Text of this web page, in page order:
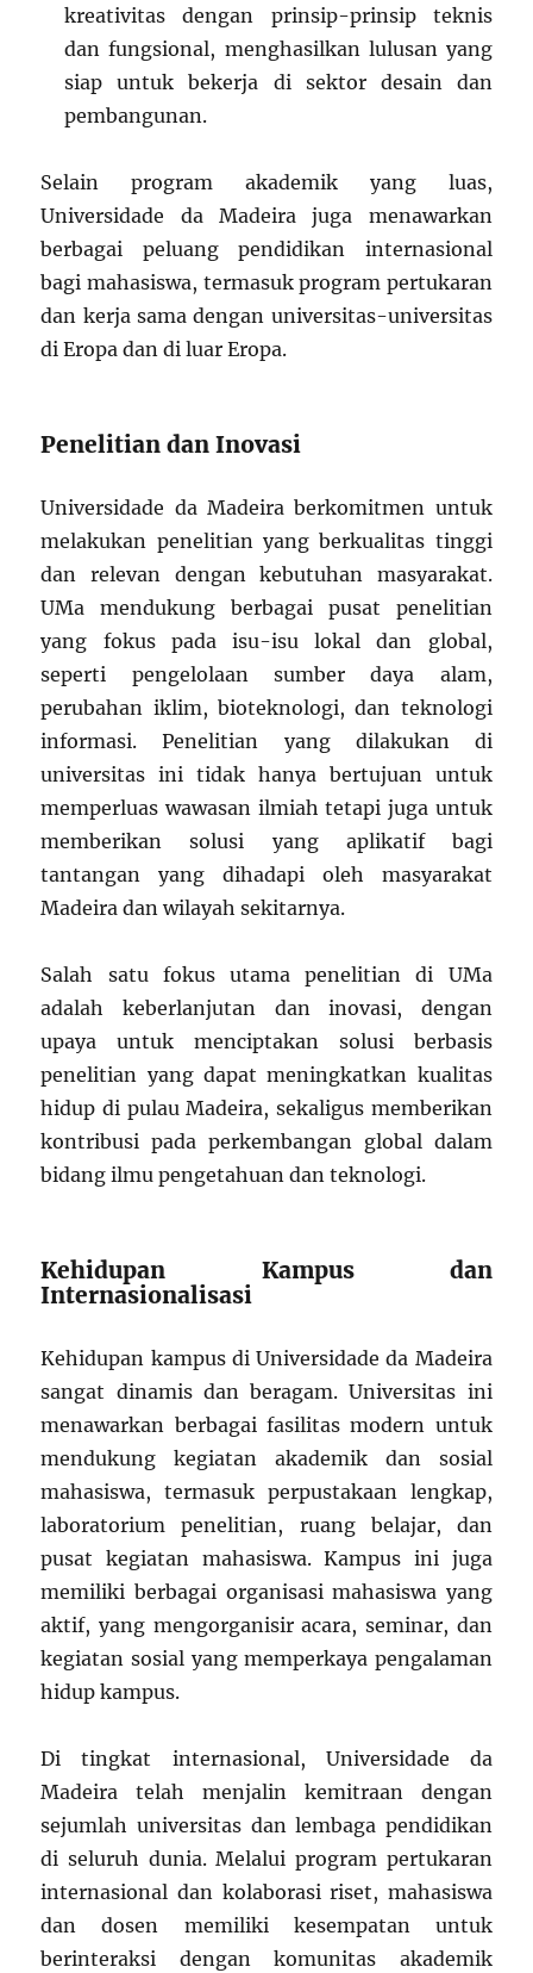
kreativitas dengan prinsip-prinsip teknis
dan fungsional, menghasilkan lulusan yang
siap untuk bekerja di sektor desain dan
pembangunan.
Selain program akademik yang luas,
Universidade da Madeira juga menawarkan
berbagai peluang pendidikan internasional
bagi mahasiswa, termasuk program pertukaran
dan kerja sama dengan universitas-universitas
di Eropa dan di luar Eropa.
Penelitian dan Inovasi
Universidade da Madeira berkomitmen untuk
melakukan penelitian yang berkualitas tinggi
dan relevan dengan kebutuhan masyarakat.
UMa mendukung berbagai pusat penelitian
yang fokus pada isu-isu lokal dan global,
seperti pengelolaan sumber daya alam,
perubahan iklim, bioteknologi, dan teknologi
informasi. Penelitian yang dilakukan di
universitas ini tidak hanya bertujuan untuk
memperluas wawasan ilmiah tetapi juga untuk
memberikan solusi yang aplikatif bagi
tantangan yang dihadapi oleh masyarakat
Madeira dan wilayah sekitarnya.
Salah satu fokus utama penelitian di UMa
adalah keberlanjutan dan inovasi, dengan
upaya untuk menciptakan solusi berbasis
penelitian yang dapat meningkatkan kualitas
hidup di pulau Madeira, sekaligus memberikan
kontribusi pada perkembangan global dalam
bidang ilmu pengetahuan dan teknologi.
Kehidupan Kampus dan
Internasionalisasi
Kehidupan kampus di Universidade da Madeira
sangat dinamis dan beragam. Universitas ini
menawarkan berbagai fasilitas modern untuk
mendukung kegiatan akademik dan sosial
mahasiswa, termasuk perpustakaan lengkap,
laboratorium penelitian, ruang belajar, dan
pusat kegiatan mahasiswa. Kampus ini juga
memiliki berbagai organisasi mahasiswa yang
aktif, yang mengorganisir acara, seminar, dan
kegiatan sosial yang memperkaya pengalaman
hidup kampus.
Di tingkat internasional, Universidade da
Madeira telah menjalin kemitraan dengan
sejumlah universitas dan lembaga pendidikan
di seluruh dunia. Melalui program pertukaran
internasional dan kolaborasi riset, mahasiswa
dan dosen memiliki kesempatan untuk
berinteraksi dengan komunitas akademik